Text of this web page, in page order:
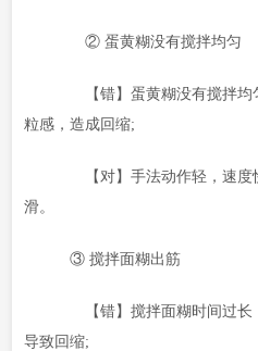
② 蛋黄糊没有搅拌均匀
【错】蛋黄糊没有搅拌均
粒感，造成回缩;
【对】手法动作轻，速度
滑。
③ 搅拌面糊出筋
【错】搅拌面糊时间过长
导致回缩;